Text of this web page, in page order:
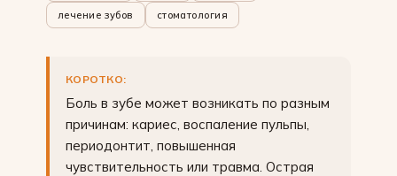
лечение зубов стоматология
КОРОТКО:
Боль в зубе может возникать по разным
причинам: кариес, воспаление пульпы,
периодонтит, повышенная
чувствительность или травма. Острая